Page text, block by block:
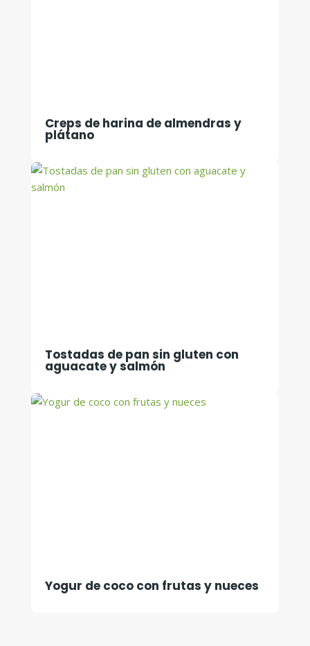
Creps de harina de almendras y
plátano
Tostadas de pan sin gluten con
aguacate y salmón
Yogur de coco con frutas y nueces